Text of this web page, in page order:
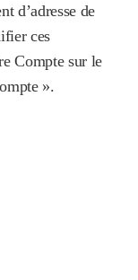
d’adresse de
ces
Compte sur le
».